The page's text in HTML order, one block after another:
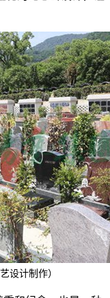
设计制作）